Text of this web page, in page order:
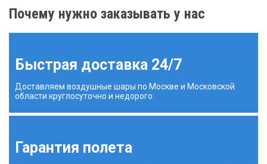
Почему нужно заказывать у нас
Быстрая доставка 24/7
Доставляем воздушные шары по Москве и Московской
области круглосуточно и недорого.
Гарантия полета